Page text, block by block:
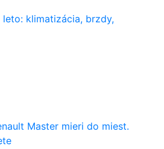
klimatizácia, brzdy,
Master mieri do miest.